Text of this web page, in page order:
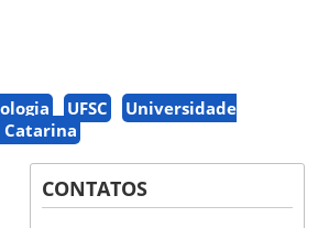
UFSC
Universidade
Catarina
CONTATOS